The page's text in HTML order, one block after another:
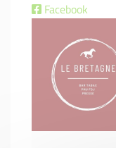
Facebook